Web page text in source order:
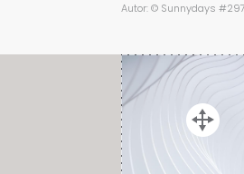
Autor: © Sunnydays